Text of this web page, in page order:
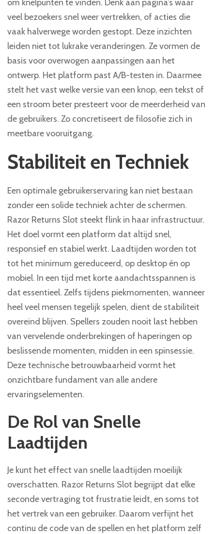
om knelpunten te vinden. Denk aan pagina’s waar
veel bezoekers snel weer vertrekken, of acties die
vaak halverwege worden gestopt. Deze inzichten
leiden niet tot lukrake veranderingen. Ze vormen de
basis voor overwogen aanpassingen aan het
ontwerp. Het platform past A/B-testen in. Daarmee
stelt het vast welke versie van een knop, een tekst of
een stroom beter presteert voor de meerderheid van
de gebruikers. Zo concretiseert de filosofie zich in
meetbare vooruitgang.
Stabiliteit en Techniek
Een optimale gebruikerservaring kan niet bestaan
zonder een solide techniek achter de schermen.
Razor Returns Slot steekt flink in haar infrastructuur.
Het doel vormt een platform dat altijd snel,
responsief en stabiel werkt. Laadtijden worden tot
tot het minimum gereduceerd, op desktop én op
mobiel. In een tijd met korte aandachtsspannen is
dat essentieel. Zelfs tijdens piekmomenten, wanneer
heel veel mensen tegelijk spelen, dient de stabiliteit
overeind blijven. Spellers zouden nooit last hebben
van vervelende onderbrekingen of haperingen op
beslissende momenten, midden in een spinsessie.
Deze technische betrouwbaarheid vormt het
onzichtbare fundament van alle andere
ervaringselementen.
De Rol van Snelle
Laadtijden
Je kunt het effect van snelle laadtijden moeilijk
overschatten. Razor Returns Slot begrijpt dat elke
seconde vertraging tot frustratie leidt, en soms tot
het vertrek van een gebruiker. Daarom verfijnt het
continu de code van de spellen en het platform zelf